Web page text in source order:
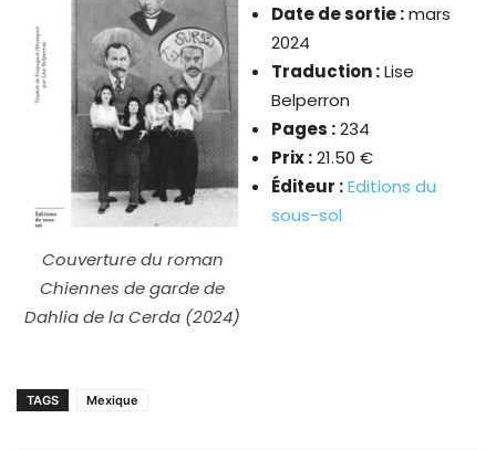
Couverture du roman
Chiennes de garde de
Dahlia de la Cerda (2024)
Date de sortie :mars
2024
Traduction :Lise
Belperron
Pages :234
Prix :21.50 €
Éditeur :Editions du
sous-sol
TAGS Mexique